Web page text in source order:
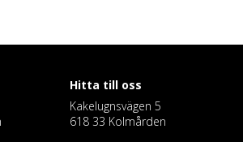
Hitta till oss
Kakelugnsvägen 5
618 33 Kolmården